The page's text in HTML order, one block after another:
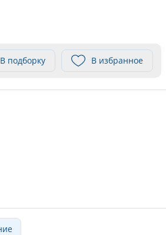
В подборку В избранное